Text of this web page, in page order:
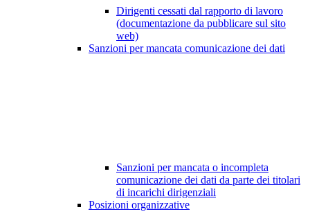
Dirigenti cessati dal rapporto di lavoro
(documentazione da pubblicare sul sito
web)
Sanzioni per mancata comunicazione dei dati
Sanzioni per mancata o incompleta
comunicazione dei dati da parte dei titolari
di incarichi dirigenziali
Posizioni organizzative